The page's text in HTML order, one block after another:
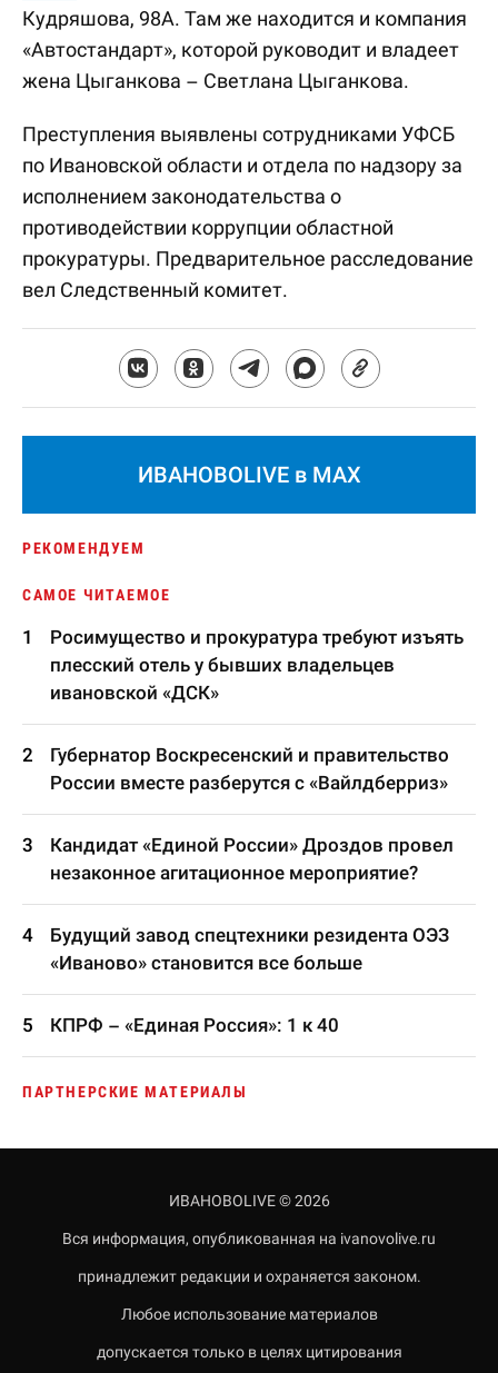
Кудряшова, 98А. Там же находится и компания
«Автостандарт», которой руководит и владеет
жена Цыганкова – Светлана Цыганкова.
Преступления выявлены сотрудниками УФСБ
по Ивановской области и отдела по надзору за
исполнением законодательства о
противодействии коррупции областной
прокуратуры. Предварительное расследование
вел Следственный комитет.
ИВАНОВОLIVE в MAX
РЕКОМЕНДУЕМ
САМОЕ ЧИТАЕМОЕ
Росимущество и прокуратура требуют изъять
плесский отель у бывших владельцев
ивановской «ДСК»
Губернатор Воскресенский и правительство
России вместе разберутся с «Вайлдберриз»
Кандидат «Единой России» Дроздов провел
незаконное агитационное мероприятие?
Будущий завод спецтехники резидента ОЭЗ
«Иваново» становится все больше
КПРФ – «Единая Россия»: 1 к 40
ПАРТНЕРСКИЕ МАТЕРИАЛЫ
ИВАНОВОLIVE © 2026
Вся информация, опубликованная на ivanovolive.ru
принадлежит редакции и охраняется законом.
Любое использование материалов
допускается только в целях цитирования